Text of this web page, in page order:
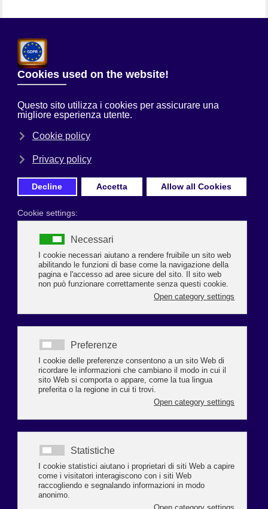
Chi Siamo
Sei qui:Home Uncategorised
Prima Pagina
‘RAPPORTO 2025 DEL MERCATO
IMMOBILIARE A RAVENNA E PROVINCIA”
Venerdì 21 novembre 2025, ore 10.00Palazzo Rasponi Piazza Kennedy -
Moderatore
Ivano VenturiniPresidente F.I.M.A.A.